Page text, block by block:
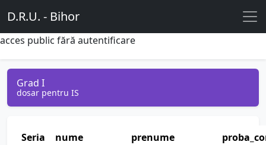
D.R.U. - Bihor
acces public fără autentificare
Grad I
dosar pentru IS
Seria nume prenume